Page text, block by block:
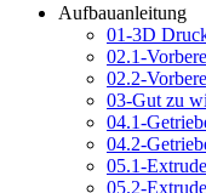
Aufbauanleitung
01-3D
02.1-
02.2-
03-Gut zu
04.1-
04.2-
05.1-
05.2-